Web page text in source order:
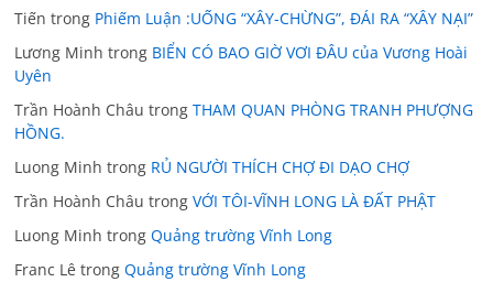
Tiến trong Phiếm Luận :UỐNG “XÂY-CHỪNG”, ĐÁI RA “XÂY NẠI”
Lương Minh trong BIỂN CÓ BAO GIỜ VƠI ĐÂU của Vương Hoài
Uyên
Trần Hoành Châu trongTHAM QUAN PHÒNG TRANH PHƯỢNG
HỒNG.
Luong Minh trong RỦ NGƯỜI THÍCH CHỢ ĐI DẠO CHỢ
Trần Hoành Châu trongVỚI TÔI-VĨNH LONG LÀ ĐẤT PHẬT
Luong Minh trongQuảng trường Vĩnh Long
Franc Lê trongQuảng trường Vĩnh Long